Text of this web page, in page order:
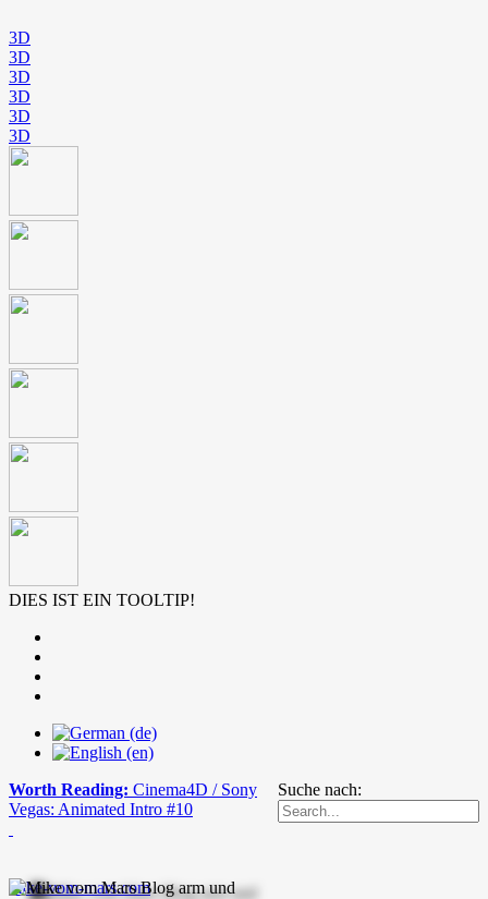
3D
3D
3D
3D
3D
3D
DIES IST EIN TOOLTIP!
Suche nach:
Worth Reading: Cinema4D / Sony
Vegas: Animated Intro #10
mike-vom-mars.com